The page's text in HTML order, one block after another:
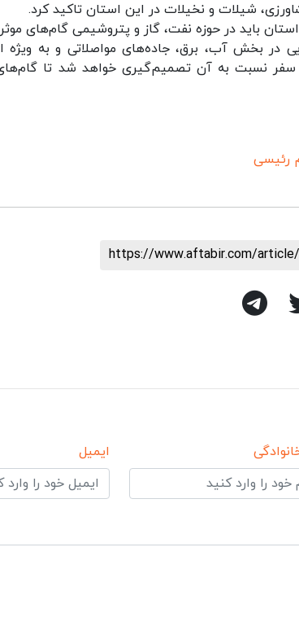
شیلات و نخیلات در این استان تاکید کرد.
باید در حوزه نفت، گاز و پتروشیمی گام‌های
در بخش آب، برق، جاده‌های مواصلاتی و به ویژه
نسبت به آن تصمیم‌گیری خواهد شد تا گام‌های
رئیسی
https://www.aftabir.com/
ایمیل